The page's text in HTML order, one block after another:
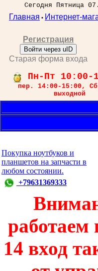
Сегодня Пятница
Главная • Интернет-
Регистрация
Войти через uID
Старая форма входа
Пн-Пт 10:00-
пер. 14:00-15:00,
выходной
Покупка ноутбуков и
планшетов на запчасти в
любом состоянии.
+79631369333
работаем
14 вход